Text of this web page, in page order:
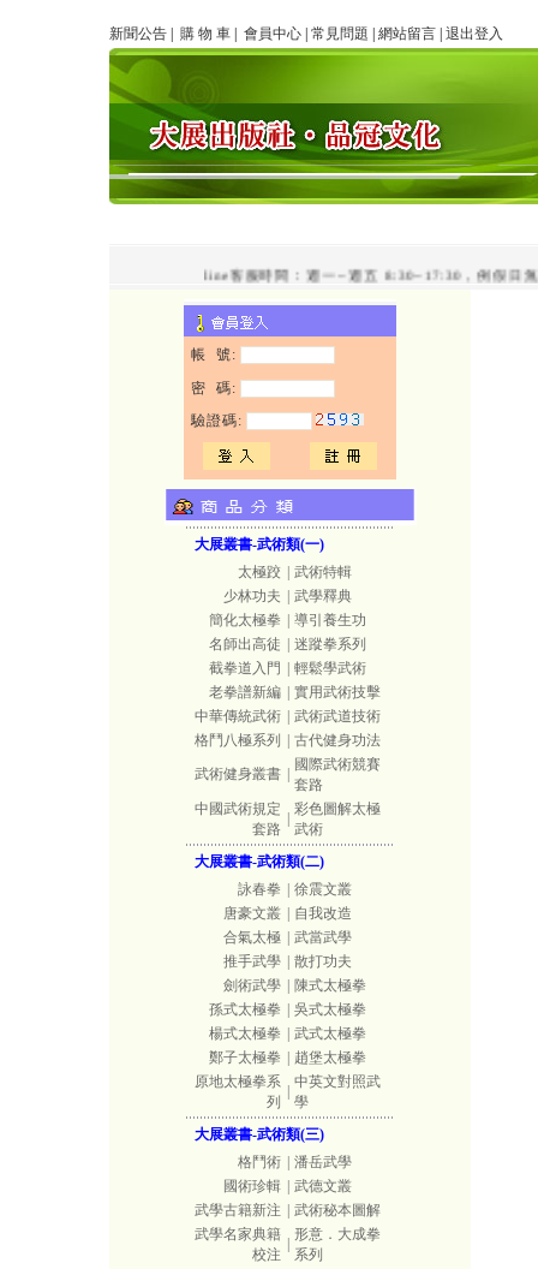
新聞公告 購 物 車 會員中心 常見問題 網站留言 退出登入
line客服時間：週一~週五 8:30~17:30，例假日無
帳 號:
密 碼:
驗證碼:
大展叢書-武術類(一)
太極跤
武術特輯
少林功夫
武學釋典
簡化太極拳
導引養生功
名師出高徒
迷蹤拳系列
截拳道入門
輕鬆學武術
老拳譜新編
實用武術技擊
中華傳統武術
武術武道技術
格鬥八極系列
古代健身功法
武術健身叢書
國際武術競賽
套路
中國武術規定
套路
彩色圖解太極
武術
大展叢書-武術類(二)
詠春拳
徐震文叢
唐豪文叢
自我改造
合氣太極
武當武學
推手武學
散打功夫
劍術武學
陳式太極拳
孫式太極拳
吳式太極拳
楊式太極拳
武式太極拳
鄭子太極拳
趙堡太極拳
原地太極拳系
列
中英文對照武
學
大展叢書-武術類(三)
格鬥術
潘岳武學
國術珍輯
武德文叢
武學古籍新注
武術秘本圖解
武學名家典籍
校注
形意．大成拳
系列